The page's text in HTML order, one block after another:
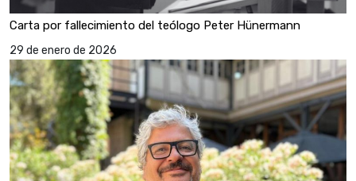
Carta por fallecimiento del teólogo Peter Hünermann
29 de enero de 2026